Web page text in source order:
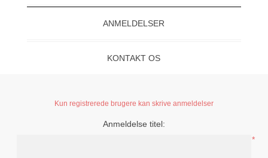
ANMELDELSER
KONTAKT OS
Kun registrerede brugere kan skrive anmeldelser
Anmeldelse titel:
*